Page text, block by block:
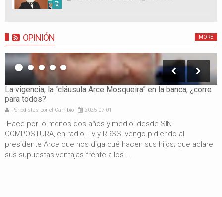
OPINIÓN MORE
La vigencia, la “cláusula Arce Mosqueira” en la banca, ¿corre
para todos?
Periodistas por el Cambio 2025-07-01
Hace por lo menos dos años y medio, desde SIN
COMPOSTURA, en radio, Tv y RRSS, vengo pidiendo al
presidente Arce que nos diga qué hacen sus hijos; que aclare
sus supuestas ventajas frente a los ...